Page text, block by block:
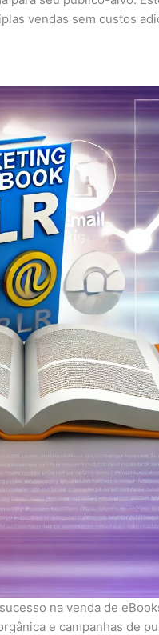
vendas sem custos
na venda de
e campanhas de